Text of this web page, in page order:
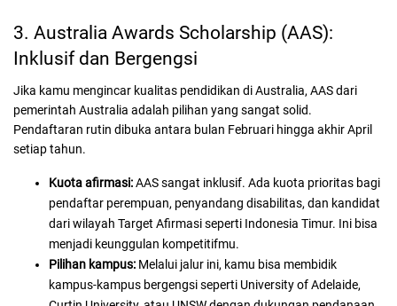
3. Australia Awards Scholarship (AAS):
Inklusif dan Bergengsi
Jika kamu mengincar kualitas pendidikan di Australia, AAS dari
pemerintah Australia adalah pilihan yang sangat solid.
Pendaftaran rutin dibuka antara bulan Februari hingga akhir April
setiap tahun.
Kuota afirmasi:AAS sangat inklusif. Ada kuota prioritas bagi
pendaftar perempuan, penyandang disabilitas, dan kandidat
dari wilayah Target Afirmasi seperti Indonesia Timur. Ini bisa
menjadi keunggulan kompetitifmu.
Pilihan kampus: Melalui jalur ini, kamu bisa membidik
kampus-kampus bergengsi seperti University of Adelaide,